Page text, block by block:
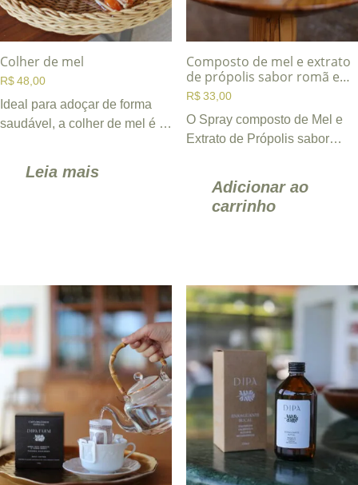
Colher de mel
R$ 48,00
Ideal para adoçar de forma
saudável, a colher de mel é o
Leia mais
Composto de mel e extrato
de própolis sabor romã e
gengibre
R$ 33,00
O Spray composto de Mel e
Extrato de Própolis sabor
Adicionar ao
carrinho